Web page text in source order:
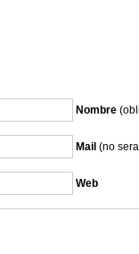
Nombre
Mail (no
Web